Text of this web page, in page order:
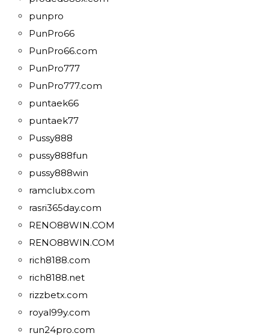
punpro
PunPro66
PunPro66.com
PunPro777
PunPro777.com
puntaek66
puntaek77
Pussy888
pussy888fun
pussy888win
ramclubx.com
rasri365day.com
RENO88WIN.COM
RENO88WIN.COM
rich8188.com
rich8188.net
rizzbetx.com
royal99y.com
run24pro.com